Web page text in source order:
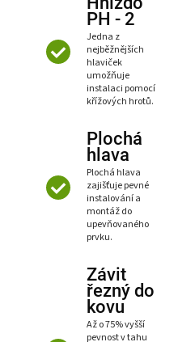
PH - 2
Jedna z
nejběžnějších
hlaviček
umožňuje
instalaci pomocí
křížových hrotů.
Plochá
hlava
Plochá hlava
zajišťuje pevné
instalování a
montáž do
upevňovaného
prvku.
Závit
řezný do
kovu
Až o 75% vyšší
pevnost v tahu